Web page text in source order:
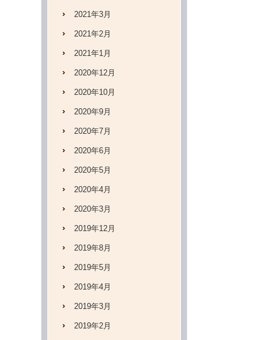
2021年3月
2021年2月
2021年1月
2020年12月
2020年10月
2020年9月
2020年7月
2020年6月
2020年5月
2020年4月
2020年3月
2019年12月
2019年8月
2019年5月
2019年4月
2019年3月
2019年2月